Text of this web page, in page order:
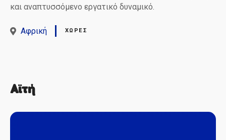
και αναπτυσσόμενο εργατικό δυναμικό.
Αφρική ΧΏΡΕΣ
Αϊτή